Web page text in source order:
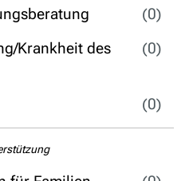
(0)
Krankheit des
(0)
(0)